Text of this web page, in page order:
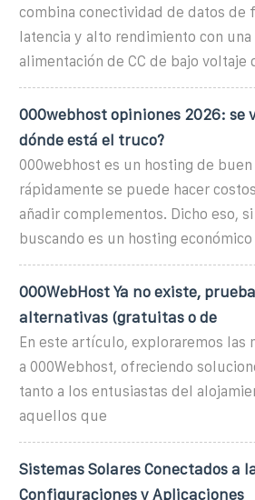
combina conectividad de datos de
latencia y alto rendimiento con
alimentación de CC de bajo voltaje
000webhost opiniones 2026: se
dónde está el truco?
000webhost es un hosting de
rápidamente se puede hacer
añadir complementos. Dicho eso,
buscando es un hosting económico
000WebHost Ya no existe,
alternativas (gratuitas o de
En este artículo, exploraremos las
a 000Webhost, ofreciendo
tanto a los entusiastas del
aquellos que
Sistemas Solares Conectados a
Configuraciones y Aplicaciones